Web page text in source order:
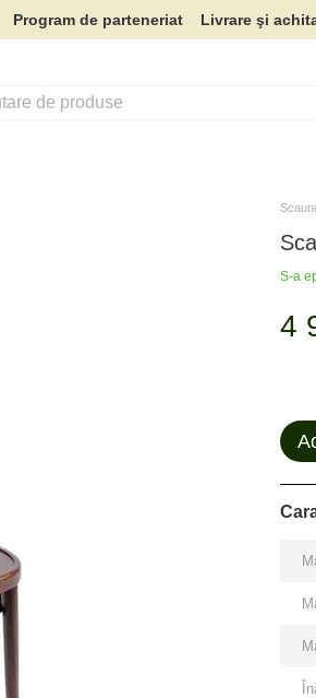
Program de parteneriat Livrare şi
S-a
4